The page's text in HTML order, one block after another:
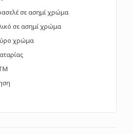
σε ασημί χρώμα
σε ασημί χρώμα
χρώμα